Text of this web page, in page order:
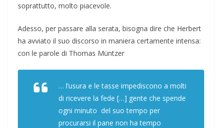
soprattutto, molto piacevole.
Adesso, per passare alla serata, bisogna dire che Herbert
ha avviato il suo discorso in maniera certamente intensa:
con le parole di Thomas Müntzer
… l’usura e le tasse impediscono a molti
di ricevere la fede […] gente che spende
ogni minuto del suo tempo per
procurarsi il pane non ha tempo